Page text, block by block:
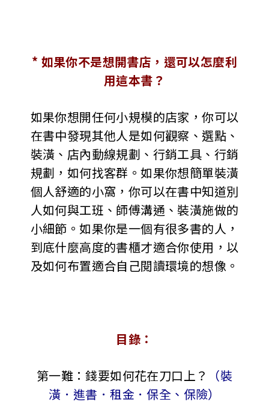
* 如果你不是想開書店，還可以怎麼利
用這本書？
如果你想開任何小規模的店家，你可以
在書中發現其他人是如何觀察、選點、
裝潢、店內動線規劃、行銷工具、行銷
規劃，如何找客群。如果你想簡單裝潢
個人舒適的小窩，你可以在書中知道別
人如何與工班、師傅溝通、裝潢施做的
小細節。如果你是一個有很多書的人，
到底什麼高度的書櫃才適合你使用，以
及如何布置適合自己閱讀環境的想像。
目錄：
第一難：錢要如何花在刀口上？
（裝
潢．進書．租金．保全、保險）